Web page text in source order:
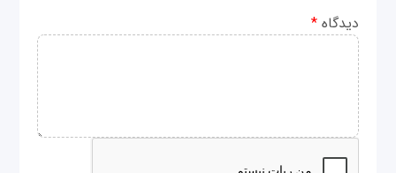
دیدگاه*